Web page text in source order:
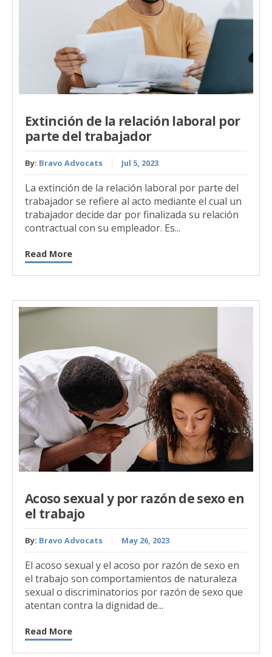
Extinción de la relación laboral por
parte del trabajador
By: Bravo Advocats Jul 5, 2023
La extinción de la relación laboral por parte del
trabajador se refiere al acto mediante el cual un
trabajador decide dar por finalizada su relación
contractual con su empleador. Es...
Read More
Acoso sexual y por razón de sexo en
el trabajo
By: Bravo Advocats May 26, 2023
El acoso sexual y el acoso por razón de sexo en
el trabajo son comportamientos de naturaleza
sexual o discriminatorios por razón de sexo que
atentan contra la dignidad de...
Read More